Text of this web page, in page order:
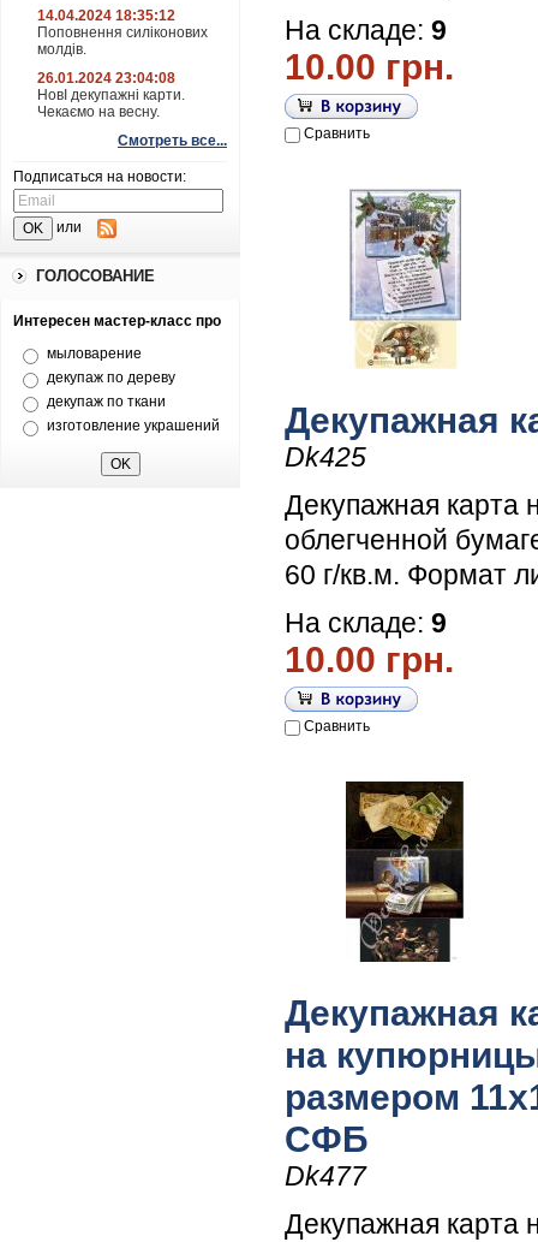
14.04.2024 18:35:12
Поповнення силіконових
молдів.
26.01.2024 23:04:08
НовІ декупажні карти.
Чекаємо на весну.
Смотреть все...
Подписаться на новости:
или
ГОЛОСОВАНИЕ
Интересен мастер-класс про
мыловарение
декупаж по дереву
декупаж по ткани
изготовление украшений
На складе: 9
10.00 грн.
Сравнить
Декупажная
Dk425
Декупажная карта
облегченной
60 г/кв.м. Формат
На складе: 9
10.00 грн.
Сравнить
Декупажная
на
размером
СФБ
Dk477
Декупажная карта